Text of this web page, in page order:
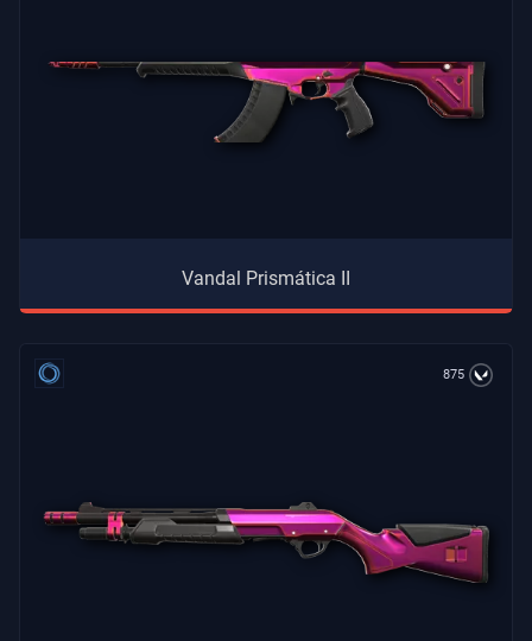
Vandal Prismática II
875